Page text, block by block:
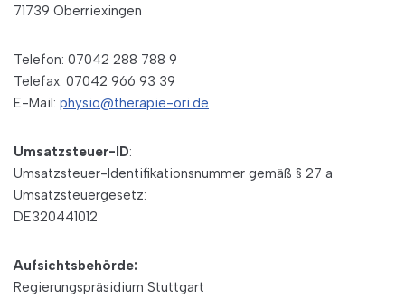
71739 Oberriexingen
Telefon: 07042 288 788 9
Telefax: 07042 966 93 39
E-Mail: physio@therapie-ori.de
Umsatzsteuer-ID:
Umsatzsteuer-Identifikationsnummer gemäß § 27 a
Umsatzsteuergesetz:
DE320441012
Aufsichtsbehörde:
Regierungspräsidium Stuttgart